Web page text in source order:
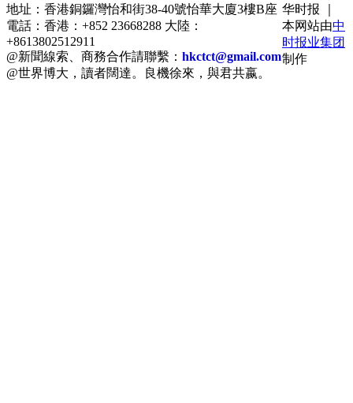
地址：香港銅鑼灣怡和街38-40號怡華大廈3樓B座
電話：香港：+852 23668288 大陸：
+8613802512911
@新聞線索、商務合作請聯繫： hkctct@gmail.com
@世界博大，讀者闊達。良機徐來，與君共嬴。
华时报 ｜
本网站由中
时报业集团
制作